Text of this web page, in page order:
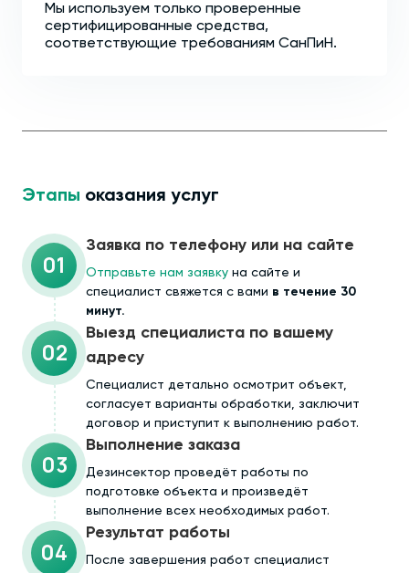
Мы используем только проверенные
сертифицированные средства,
соответствующие требованиям СанПиН.
Этапы оказания услуг
01
Заявка по телефону или на сайте
Отправьте нам заявку на сайте и
специалист свяжется с вами в течение 30
минут.
02
Выезд специалиста по вашему
адресу
Cпециалист детально осмотрит объект,
согласует варианты обработки, заключит
договор и приступит к выполнению работ.
03
Выполнение заказа
Дезинсектор проведёт работы по
подготовке объекта и произведёт
выполнение всех необходимых работ.
04
Результат работы
После завершения работ специалист